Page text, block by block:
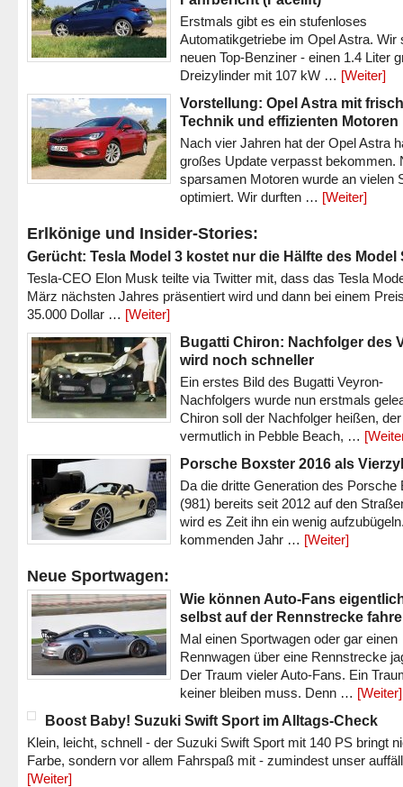
Erstmals gibt es ein stufenloses
Automatikgetriebe im Opel Astra. Wir
neuen Top-Benziner - einen 1.4 Liter
Dreizylinder mit 107 kW … [Weiter]
Vorstellung: Opel Astra mit
Technik und effizienten Motoren
Nach vier Jahren hat der Opel Astra
großes Update verpasst bekommen.
sparsamen Motoren wurde an vielen
optimiert. Wir durften … [Weiter]
Erlkönige und Insider-Stories:
Gerücht: Tesla Model 3 kostet nur die Hälfte des Model
Tesla-CEO Elon Musk teilte via Twitter mit, dass das Tesla
März nächsten Jahres präsentiert wird und dann bei einem
35.000 Dollar … [Weiter]
Bugatti Chiron: Nachfolger des
wird noch schneller
Ein erstes Bild des Bugatti Veyron-
Nachfolgers wurde nun erstmals
Chiron soll der Nachfolger heißen, der
vermutlich in Pebble Beach, …
Porsche Boxster 2016 als
Da die dritte Generation des Porsche
(981) bereits seit 2012 auf den
wird es Zeit ihn ein wenig
kommenden Jahr … [Weiter]
Neue Sportwagen:
Wie können Auto-Fans
selbst auf der Rennstrecke
Mal einen Sportwagen oder gar einen
Rennwagen über eine Rennstrecke
Der Traum vieler Auto-Fans. Ein
keiner bleiben muss. Denn … [Weiter]
Boost Baby! Suzuki Swift Sport im Alltags-Check
Klein, leicht, schnell - der Suzuki Swift Sport mit 140 PS bringt
Farbe, sondern vor allem Fahrspaß mit - zumindest unser
[Weiter]